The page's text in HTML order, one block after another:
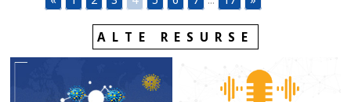
ALTE RESURSE